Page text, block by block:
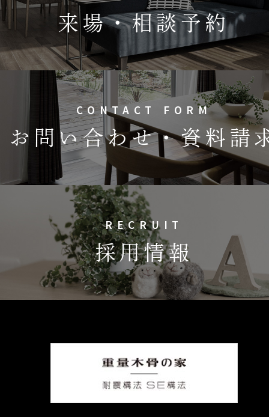
来場・相談予約
CONTACT FORM
お問い合わせ・資料請
RECRUIT
採用情報